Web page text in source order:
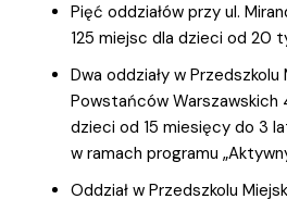
Pięć oddziałów przy ul.
125 miejsc dla dzieci od 20
Dwa oddziały w Przedszkolu
Powstańców Warszawskich
dzieci od 15 miesięcy do 3
w ramach programu
Oddział w Przedszkolu